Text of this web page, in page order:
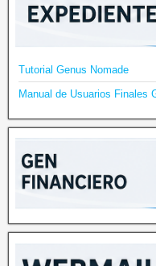
Tutorial Genus Nomade
Manual de Usuarios Finales